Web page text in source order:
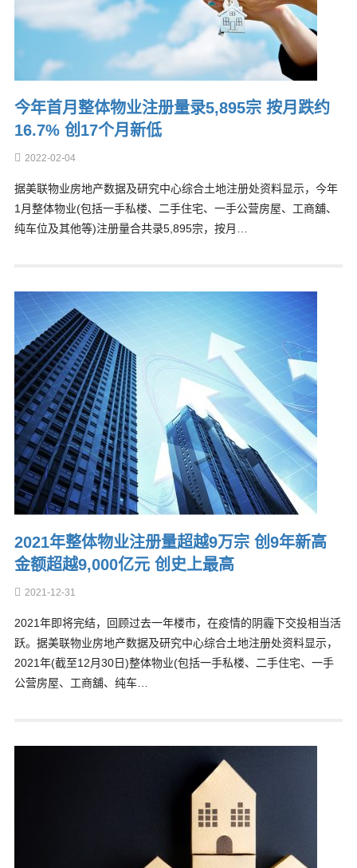
今年首月整体物业注册量录5,895宗 按月跌约
16.7% 创17个月新低
2022-02-04
据美联物业房地产数据及研究中心综合土地注册处资料显示，今年
1月整体物业(包括一手私楼、二手住宅、一手公营房屋、工商舖、
纯车位及其他等)注册量合共录5,895宗，按月…
2021年整体物业注册量超越9万宗 创9年新高
金额超越9,000亿元 创史上最高
2021-12-31
2021年即将完结，回顾过去一年楼市，在疫情的阴霾下交投相当活
跃。据美联物业房地产数据及研究中心综合土地注册处资料显示，
2021年(截至12月30日)整体物业(包括一手私楼、二手住宅、一手
公营房屋、工商舖、纯车…